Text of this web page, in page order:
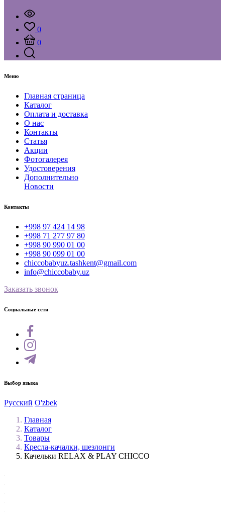
0
0
Меню
Главная страница
Каталог
Оплата и доставка
О нас
Контакты
Статья
Акции
Фотогалерея
Удостоверения
Дополнительно
Новости
Контакты
+998 97 424 14 98
+998 71 277 97 80
+998 90 990 01 00
+998 90 099 01 00
chiccobabyuz.tashkent@gmail.com
info@chiccobaby.uz
Заказать звонок
Социальные сети
Выбор языка
Русский O'zbek
Главная
Каталог
Товары
Кресла-качалки, шезлонги
Качельки RELAX & PLAY CHICCO